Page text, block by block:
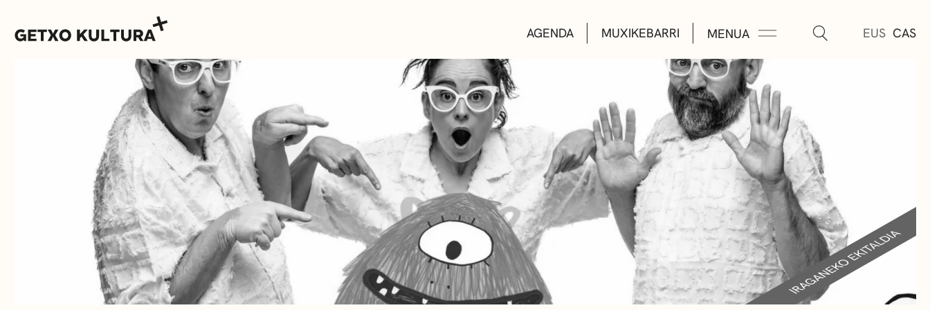
AGENDA MUXIKEBARRI MENUA EUS CAS
AGENDA
MUXIKEBARRI
KONTAKTUA
KULTUR ETXEAK
LIBURUTEGIAK
MUSIKA ESKOLA